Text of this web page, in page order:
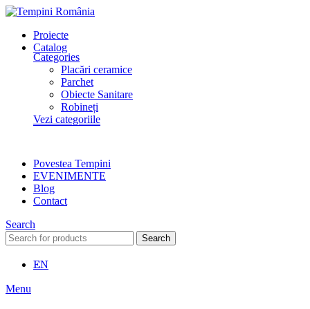
Proiecte
Catalog
Categories
Placări ceramice
Parchet
Obiecte Sanitare
Robineți
Vezi categoriile
Povestea Tempini
EVENIMENTE
Blog
Contact
Search
Search
EN
Menu